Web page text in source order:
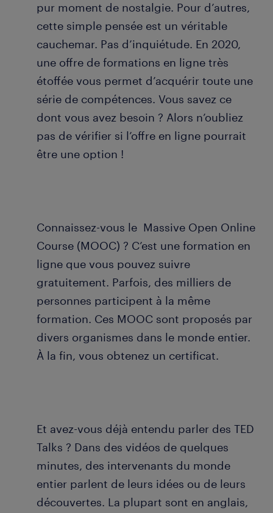
pur moment de nostalgie. Pour d’autres,
cette simple pensée est un véritable
cauchemar. Pas d’inquiétude. En 2020,
une offre de formations en ligne très
étoffée vous permet d’acquérir toute une
série de compétences. Vous savez ce
dont vous avez besoin ? Alors n’oubliez
pas de vérifier si l’offre en ligne pourrait
être une option !
Connaissez-vous le Massive Open Online
Course (MOOC) ? C’est une formation en
ligne que vous pouvez suivre
gratuitement. Parfois, des milliers de
personnes participent à la même
formation. Ces MOOC sont proposés par
divers organismes dans le monde entier.
À la fin, vous obtenez un certificat.
Et avez-vous déjà entendu parler des TED
Talks ? Dans des vidéos de quelques
minutes, des intervenants du monde
entier parlent de leurs idées ou de leurs
découvertes. La plupart sont en anglais,